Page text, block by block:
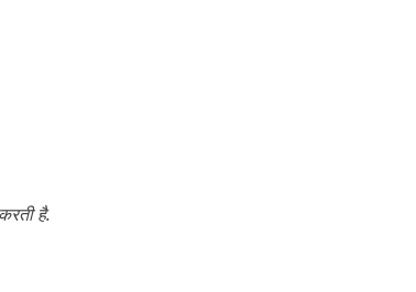
है.